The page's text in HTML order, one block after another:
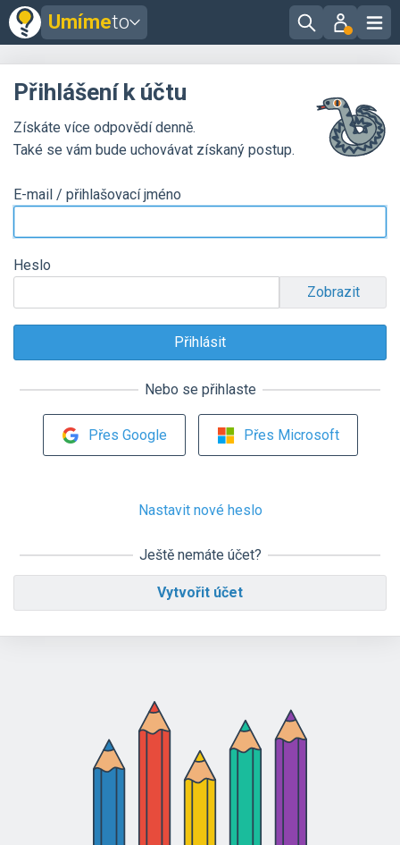
Umímeto
Přihlášení k účtu
Získáte více odpovědí denně.
Také se vám bude uchovávat získaný postup.
E-mail / přihlašovací jméno
Heslo
Zobrazit
Nebo se přihlaste
Přes Google Přes Microsoft
Nastavit nové heslo
Ještě nemáte účet?
Vytvořit účet